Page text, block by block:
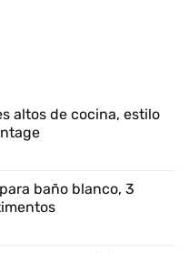
altos de cocina, estilo
baño blanco, 3